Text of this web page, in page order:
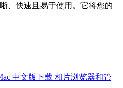
、快速且易于使用。它将您的